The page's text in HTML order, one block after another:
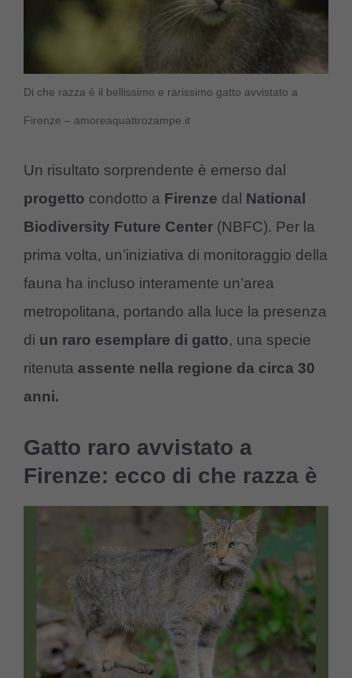
Di che razza è il bellissimo e rarissimo gatto avvistato a
Firenze – amoreaquattrozampe.it
Un risultato sorprendente è emerso dal
progetto condotto a Firenze dal National
Biodiversity Future Center (NBFC). Per la
prima volta, un’iniziativa di monitoraggio della
fauna ha incluso interamente un’area
metropolitana, portando alla luce la presenza
di un raro esemplare di gatto, una specie
ritenuta assente nella regione da circa 30
anni.
Gatto raro avvistato a
Firenze: ecco di che razza è